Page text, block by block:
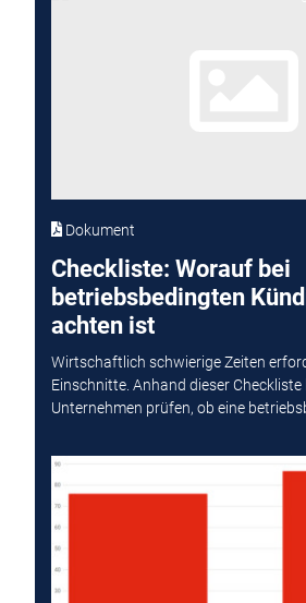
Dokument
Checkliste: Worauf bei
betriebsbedingten
achten ist
Wirtschaftlich schwierige Zeiten
Einschnitte. Anhand dieser Checkliste
Unternehmen prüfen, ob eine